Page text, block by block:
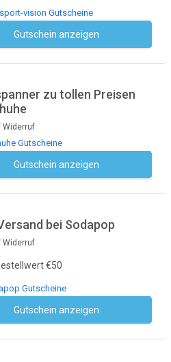
vision Gutscheine
Gutschein anzeigen
zu tollen Preisen
Widerruf
Gutscheine
Gutschein anzeigen
bei Sodapop
Widerruf
€50
Gutscheine
Gutschein anzeigen